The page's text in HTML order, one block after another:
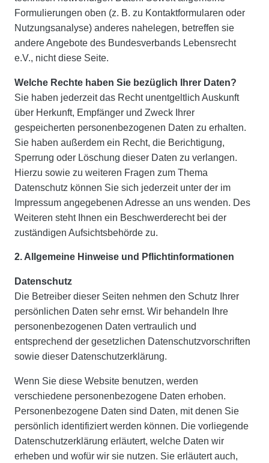
Formulierungen oben (z. B. zu Kontaktformularen oder
Nutzungsanalyse) anderes nahelegen, betreffen sie
andere Angebote des Bundesverbands Lebensrecht
e.V., nicht diese Seite.
Welche Rechte haben Sie bezüglich Ihrer Daten?
Sie haben jederzeit das Recht unentgeltlich Auskunft
über Herkunft, Empfänger und Zweck Ihrer
gespeicherten personenbezogenen Daten zu erhalten.
Sie haben außerdem ein Recht, die Berichtigung,
Sperrung oder Löschung dieser Daten zu verlangen.
Hierzu sowie zu weiteren Fragen zum Thema
Datenschutz können Sie sich jederzeit unter der im
Impressum angegebenen Adresse an uns wenden. Des
Weiteren steht Ihnen ein Beschwerderecht bei der
zuständigen Aufsichtsbehörde zu.
2. Allgemeine Hinweise und Pflichtinformationen
Datenschutz
Die Betreiber dieser Seiten nehmen den Schutz Ihrer
persönlichen Daten sehr ernst. Wir behandeln Ihre
personenbezogenen Daten vertraulich und
entsprechend der gesetzlichen Datenschutzvorschriften
sowie dieser Datenschutzerklärung.
Wenn Sie diese Website benutzen, werden
verschiedene personenbezogene Daten erhoben.
Personenbezogene Daten sind Daten, mit denen Sie
persönlich identifiziert werden können. Die vorliegende
Datenschutzerklärung erläutert, welche Daten wir
erheben und wofür wir sie nutzen. Sie erläutert auch,